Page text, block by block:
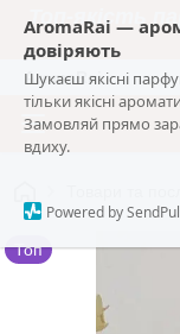
AromaRai —
довіряють
Шукаєш якісні
тільки якісні
Замовляй прямо
вдиху.
Powered by
Топ-якість
AromaRai
Топ